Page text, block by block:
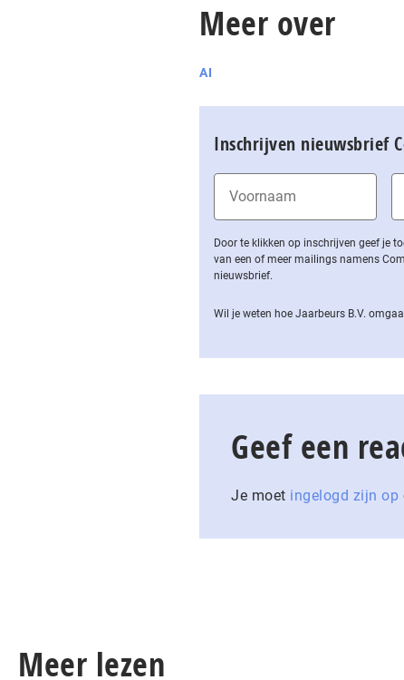
Meer over
AI
Inschrijven nieuwsbrief
Door te klikken op inschrijven geef je
van een of meer mailings namens
nieuwsbrief.
Wil je weten hoe Jaarbeurs B.V.
Geef een
Je moet ingelogd zijn op
Meer lezen